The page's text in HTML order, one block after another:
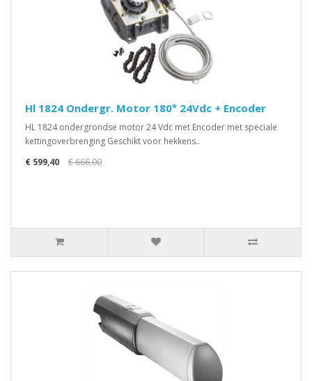
Hl 1824 Ondergr. Motor 180° 24Vdc + Encoder
HL 1824 ondergrondse motor 24 Vdc met Encoder met speciale
kettingoverbrenging Geschikt voor hekkens..
€ 599,40
€ 666,00